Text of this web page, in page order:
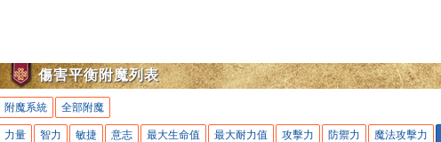
傷害平衡附魔列表
附魔系統 全部附魔
力量 智力 敏捷 意志 最大生命值 最大耐力值 攻擊力 防禦力 魔法攻擊力